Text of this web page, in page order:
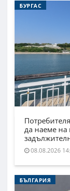
БУРГАС
да наеме
08.08.2026
БЪЛГАРИЯ